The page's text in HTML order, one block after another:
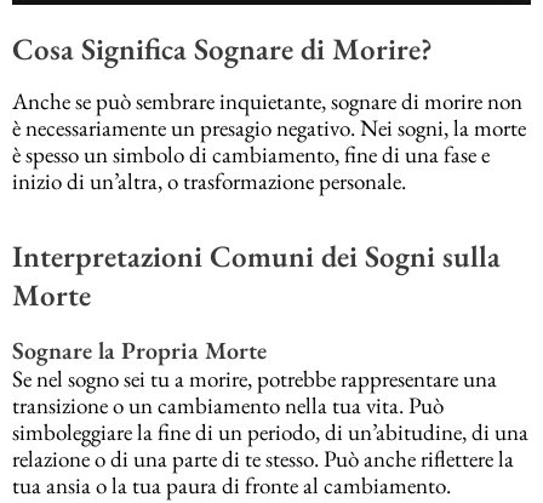
Cosa Significa Sognare di Morire?
Anche se può sembrare inquietante, sognare di morire non
è necessariamente un presagio negativo. Nei sogni, la morte
è spesso un simbolo di cambiamento, fine di una fase e
inizio di un’altra, o trasformazione personale.
Interpretazioni Comuni dei Sogni sulla
Morte
Sognare la Propria Morte
Se nel sogno sei tu a morire, potrebbe rappresentare una
transizione o un cambiamento nella tua vita. Può
simboleggiare la fine di un periodo, di un’abitudine, di una
relazione o di una parte di te stesso. Può anche riflettere la
tua ansia o la tua paura di fronte al cambiamento.